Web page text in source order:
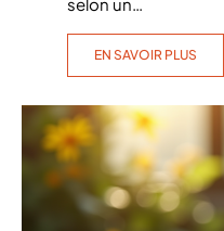
EN SAVOIR PLUS